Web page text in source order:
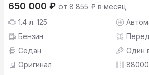
650 000 ₽ от 8 855 ₽ в месяц
1.4 л. 125
Бензин
Седан
Один
Оригинал